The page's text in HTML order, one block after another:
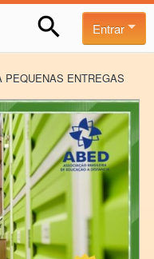
Entrar
PEQUENAS ENTREGAS